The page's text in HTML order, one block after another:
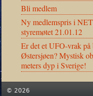
Bli medlem
Ny medlemspris i
styremøtet 21.01.12
Er det et UFO-vrak på
Østersjøen? Mystisk
meters dyp i Sverige!
© 2026